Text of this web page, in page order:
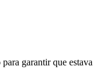
garantir que estava